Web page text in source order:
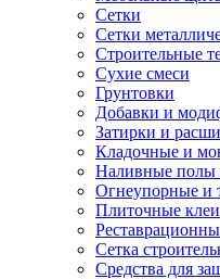
Сетки
Сетки
Строительные
Сухие смеси
Грунтовки
Добавки и
Затирки и
Кладочные и
Наливные полы
Огнеупорные и
Плиточные клеи
Сетка
Средства для